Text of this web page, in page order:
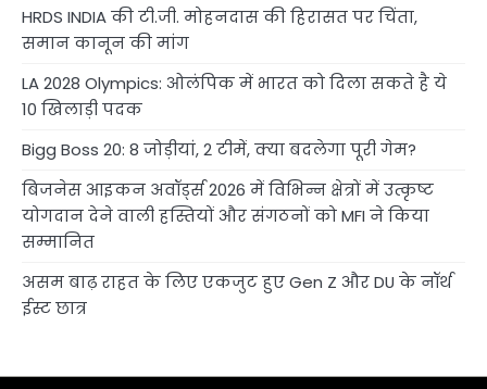
HRDS INDIA की टी.जी. मोहनदास की हिरासत पर चिंता,
समान कानून की मांग
LA 2028 Olympics: ओलंपिक में भारत को दिला सकते है ये
10 खिलाड़ी पदक
Bigg Boss 20: 8 जोड़ीयां, 2 टीमें, क्या बदलेगा पूरी गेम?
बिजनेस आइकन अवॉर्ड्स 2026 में विभिन्न क्षेत्रों में उत्कृष्ट
योगदान देने वाली हस्तियों और संगठनों को MFI ने किया
सम्मानित
असम बाढ़ राहत के लिए एकजुट हुए Gen Z और DU के नॉर्थ
ईस्ट छात्र